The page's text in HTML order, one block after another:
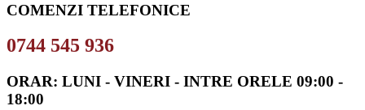
COMENZI TELEFONICE
0744 545 936
ORAR: LUNI - VINERI - INTRE ORELE 09:00 -
18:00